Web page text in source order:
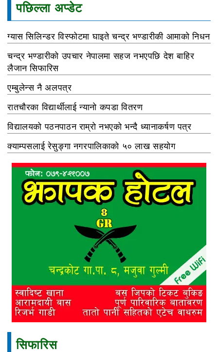
पछिल्ला अप्डेट
ग्यास सिलिन्डर विस्फोटमा घाइते चन्द्र भण्डारीकी आमाको निधन
चन्द्र भण्डारीको उपचार नेपालमा सहज नभएपछि देश बाहिर
लैजान सिफारिस
एम्बुलेन्स नै अलपत्र
रातचौरका विद्यार्थीलाई न्यानो कपडा वितरण
विद्यालयको पठनपाठन राम्रो नभएको भन्दै ध्यानाकर्षण पत्र
क्याम्पसलाई रेसुङ्गा नगरपालिकाको ५० लाख सहयोग
सिफारिस